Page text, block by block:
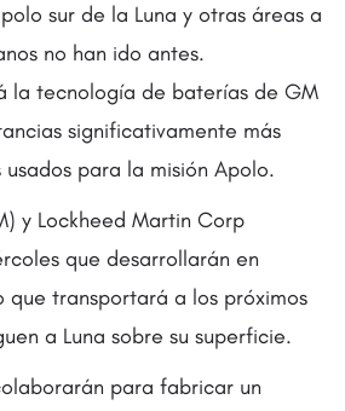
sur de la Luna y otras áreas a
no han ido antes.
la tecnología de baterías de GM
significativamente más
para la misión Apolo.
y Lockheed Martin Corp
que desarrollarán en
que transportará a los próximos
a Luna sobre su superficie.
para fabricar un